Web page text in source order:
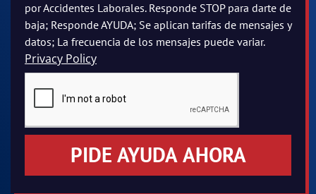
por Accidentes Laborales. Responde STOP para darte de
baja; Responde AYUDA; Se aplican tarifas de mensajes y
datos; La frecuencia de los mensajes puede variar.
Privacy Policy
PIDE AYUDA AHORA